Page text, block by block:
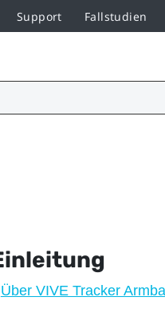
Support Fallstudien
Über VIVE Tracker